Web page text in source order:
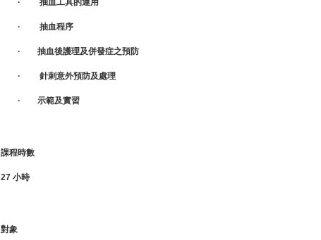
· 抽血工具的運用
· 抽血程序
· 抽血後護理及併發症之預防
· 針刺意外預防及處理
· 示範及實習
課程時數
27 小時
對象